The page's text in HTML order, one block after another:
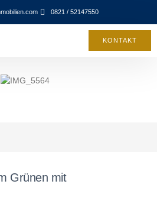
0821 / 52147550
KONTAKT
Grünen mit